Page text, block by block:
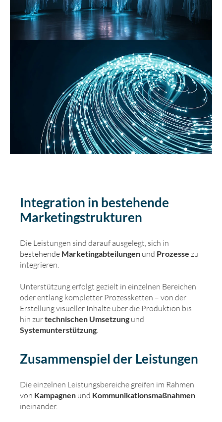
Integration in bestehende
Marketing­strukturen
Die Leistungen sind darauf ausgelegt, sich in
bestehende Marketingabteilungen und Prozesse zu
integrieren.
Unterstützung erfolgt gezielt in einzelnen Bereichen
oder entlang kompletter Prozessketten – von der
Erstellung visueller Inhalte über die Produktion bis
hin zurtechnischen Umsetzung und
Systemunterstützung
Zusammenspiel der Leistungen
Die einzelnen Leistungsbereiche greifen im Rahmen
von Kampagnen und Kommunikationsmaßnahmen
ineinander.